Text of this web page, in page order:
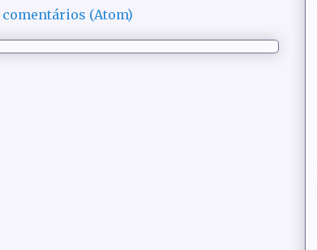
comentários (Atom)